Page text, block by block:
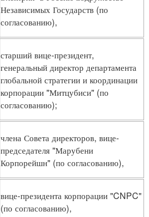
Независимых Государств (по
согласованию),
старший вице-президент,
генеральный директор департамента
глобальной стратегии и координации
корпорации "Митцубиси" (по
согласованию);
члена Совета директоров, вице-
председателя "Марубени
Корпорейшн" (по согласованию),
вице-президента корпорации "CNPC"
(по согласованию),